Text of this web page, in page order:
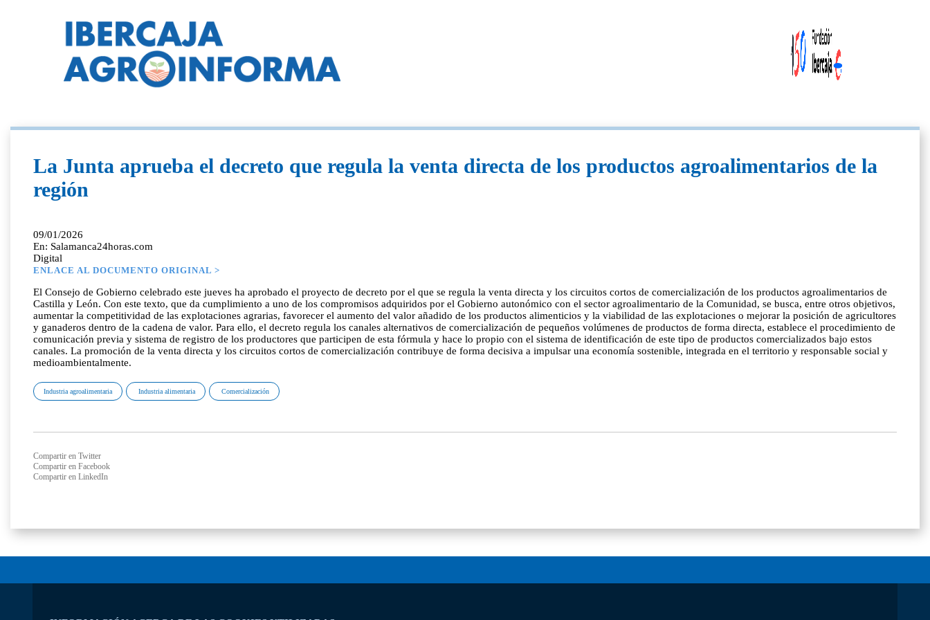
La Junta aprueba el decreto que regula la venta directa de los productos agroalimentarios de la
región
09/01/2026
En: Salamanca24horas.com
Digital
ENLACE AL DOCUMENTO ORIGINAL >
El Consejo de Gobierno celebrado este jueves ha aprobado el proyecto de decreto por el que se regula la venta directa y los circuitos cortos de comercialización de los productos agroalimentarios de
Castilla y León. Con este texto, que da cumplimiento a uno de los compromisos adquiridos por el Gobierno autonómico con el sector agroalimentario de la Comunidad, se busca, entre otros objetivos,
aumentar la competitividad de las explotaciones agrarias, favorecer el aumento del valor añadido de los productos alimenticios y la viabilidad de las explotaciones o mejorar la posición de agricultores
y ganaderos dentro de la cadena de valor. Para ello, el decreto regula los canales alternativos de comercialización de pequeños volúmenes de productos de forma directa, establece el procedimiento de
comunicación previa y sistema de registro de los productores que participen de esta fórmula y hace lo propio con el sistema de identificación de este tipo de productos comercializados bajo estos
canales. La promoción de la venta directa y los circuitos cortos de comercialización contribuye de forma decisiva a impulsar una economía sostenible, integrada en el territorio y responsable social y
medioambientalmente.
Industria agroalimentaria Industria alimentaria Comercialización
Compartir en Twitter
Compartir en Facebook
Compartir en LinkedIn